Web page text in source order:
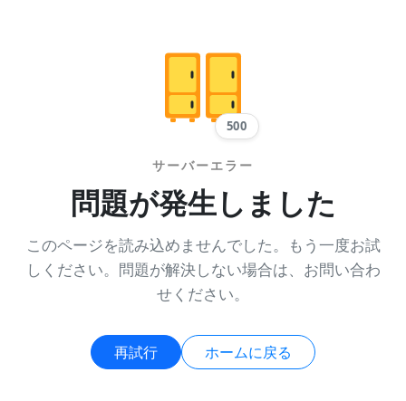
500
サーバーエラー
問題が発生しました
このページを読み込めませんでした。もう一度お試
しください。問題が解決しない場合は、お問い合わ
せください。
再試行 ホームに戻る